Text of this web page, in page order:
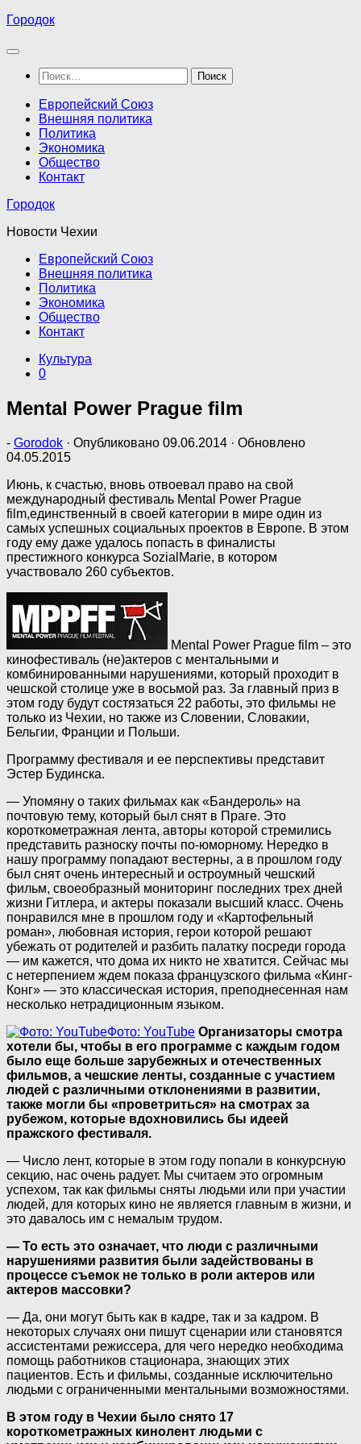
Перейти
содержимому
Городок
Найти:
Европейский Союз
Внешняя политика
Политика
Экономика
Общество
Контакт
Городок
Новости Чехии
Европейский Союз
Внешняя политика
Политика
Экономика
Общество
Контакт
Культура
0
Mental Power Prague film
- Gorodok · Опубликовано 09.06.2014 · Обновлено
04.05.2015
Июнь, к счастью, вновь отвоевал право на свой
международный фестиваль Mental Power Prague
film,единственный в своей категории в мире oдин из
самых успешных социальных проектов в Европе. В этом
году ему даже удалось попасть в финалисты
престижного конкурса SozialMarie, в котором
участвовало 260 субъектов.
Mental Power Prague film – это
кинофестиваль (не)актеров с ментальными и
комбинированными нарушениями, который проходит в
чешской столице уже в восьмой раз. За главный приз в
этом году будут состязаться 22 работы, это фильмы не
только из Чехии, но также из Словении, Словакии,
Бельгии, Франции и Польши.
Программу фестиваля и ее перспективы представит
Эстер Будинска.
— Упомяну о таких фильмах как «Бандероль» на
почтовую тему, который был снят в Праге. Это
короткометражная лента, авторы которой стремились
представить разноску почты по-юморному. Нередко в
нашу программу попадают вестерны, а в прошлом году
был снят очень интересный и остроумный чешский
фильм, своеобразный мониторинг последних трех дней
жизни Гитлера, и актеры показали высший класс. Очень
понравился мне в прошлом году и «Картофельный
роман», любовная история, герои которой решают
убежать от родителей и разбить палатку посреди города
— им кажется, что дома их никто не хватится. Сейчас мы
с нетерпением ждем показа французского фильма «Кинг-
Конг» — это классическая история, преподнесенная нам
несколько нетрадиционным языком.
Фото: YouTube Организаторы смотра
хотели бы, чтобы в его программе с каждым годом
было еще больше зарубежных и отечественных
фильмов, а чешские ленты, созданные с участием
людей с различными отклонениями в развитии,
также могли бы «проветриться» на смотрах за
рубежом, которые вдохновились бы идеей
пражского фестиваля.
— Число лент, которые в этом году попали в конкурсную
секцию, нас очень радует. Мы считаем это огромным
успехом, так как фильмы сняты людьми или при участии
людей, для которых кино не является главным в жизни, и
это давалось им с немалым трудом.
— То есть это означает, что люди с различными
нарушениями развития были задействованы в
процессе съемок не только в роли актеров или
актеров массовки?
— Да, они могут быть как в кадре, так и за кадром. В
некоторых случаях они пишут сценарии или становятся
ассистентами режиссера, для чего нередко необходима
помощь работников стационара, знающих этих
пациентов. Есть и фильмы, созданные исключительно
людьми с ограниченными ментальными возможностями.
В этом году в Чехии было снято 17
короткометражных кинолент людьми с